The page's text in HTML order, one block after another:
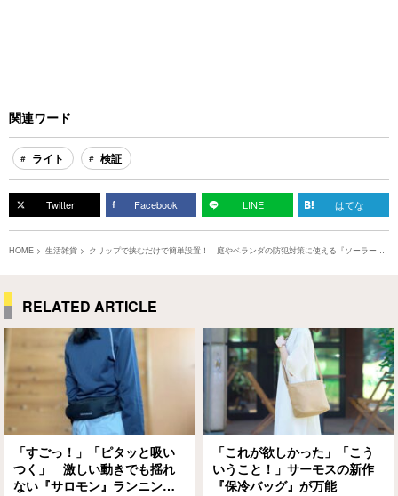
関連ワード
ライト 検証
Twitter Facebook LINE はてな
HOME 生活雑貨
クリップで挟むだけで簡単設置！ 庭やベランダの防犯対策に使える『ソーラーラ
RELATED ARTICLE
「すごっ！」「ピタッと吸い
つく」 激しい動きでも揺れ
ない『サロモン』ランニング
「これが欲しかった」「こう
いうこと！」サーモスの新作
『保冷バッグ』が万能